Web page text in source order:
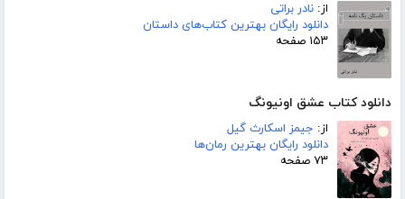
از: نادر براتی
دانلود رایگان بهترین کتاب‌های داستان
۱۵۳ صفحه
دانلود کتاب عشق اونیونگ
از: جیمز اسکارث گیل
دانلود رایگان بهترین رمان‌ها
۷۳ صفحه